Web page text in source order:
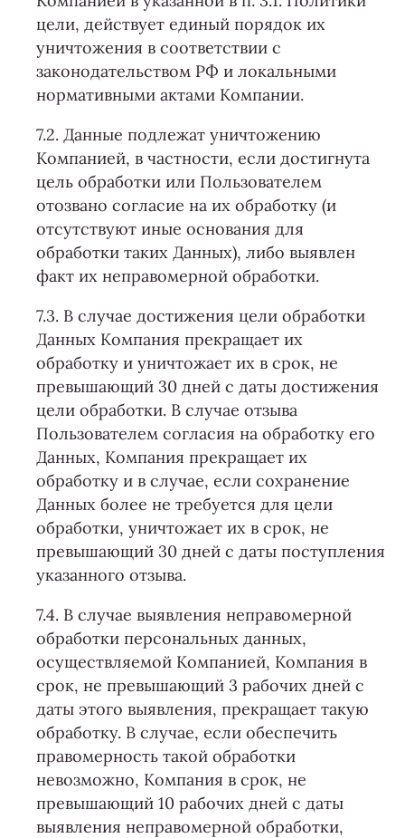
цели, действует единый порядок их
уничтожения в соответствии с
законодательством РФ и локальными
нормативными актами Компании.
7.2. Данные подлежат уничтожению
Компанией, в частности, если достигнута
цель обработки или Пользователем
отозвано согласие на их обработку (и
отсутствуют иные основания для
обработки таких Данных), либо выявлен
факт их неправомерной обработки.
7.3. В случае достижения цели обработки
Данных Компания прекращает их
обработку и уничтожает их в срок, не
превышающий 30 дней с даты достижения
цели обработки. В случае отзыва
Пользователем согласия на обработку его
Данных, Компания прекращает их
обработку и в случае, если сохранение
Данных более не требуется для цели
обработки, уничтожает их в срок, не
превышающий 30 дней с даты поступления
указанного отзыва.
7.4. В случае выявления неправомерной
обработки персональных данных,
осуществляемой Компанией, Компания в
срок, не превышающий 3 рабочих дней с
даты этого выявления, прекращает такую
обработку. В случае, если обеспечить
правомерность такой обработки
невозможно, Компания в срок, не
превышающий 10 рабочих дней с даты
выявления неправомерной обработки,